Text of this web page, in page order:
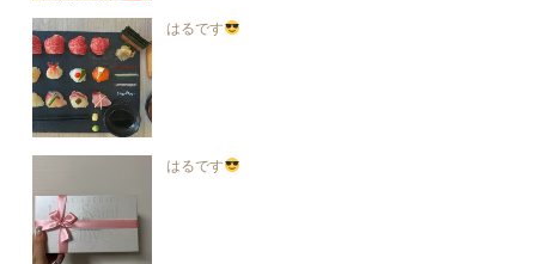
はるです
はるです